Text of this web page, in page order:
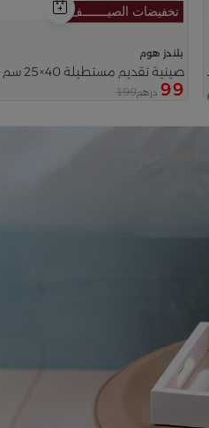
بلندز هوم
صينية تقديم مستطيلة 40×25 سم أبيض بإطار رمادي خشبية بطباعة أوراق نباتية من فيولا
99 درهم199